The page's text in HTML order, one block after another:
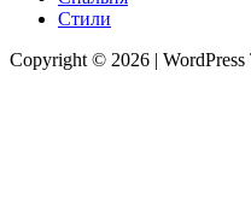
Стили
Copyright © 2026 | WordPress